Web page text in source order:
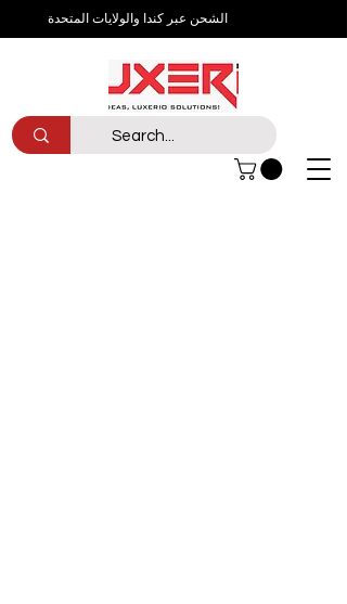
الشحن عبر كندا والولايات المتحدة